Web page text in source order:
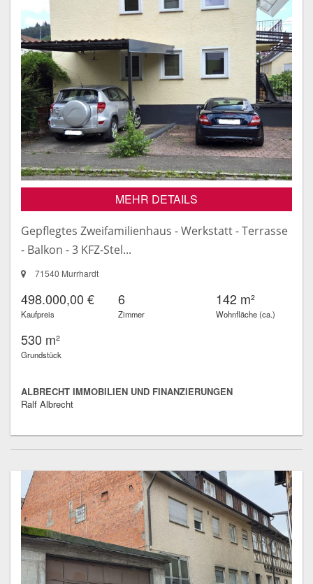
MEHR DETAILS
Gepflegtes Zweifamilienhaus - Werkstatt - Terrasse
- Balkon - 3 KFZ-Stel...
71540 Murrhardt
498.000,00 €
Kaufpreis
6
Zimmer
142 m²
Wohnfläche (ca.)
530 m²
Grundstück
ALBRECHT IMMOBILIEN UND FINANZIERUNGEN
Ralf Albrecht